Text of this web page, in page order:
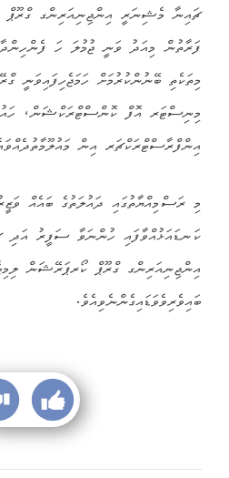
ޗައިނާ މެޝިނަރީ އިންޖިނިއަރިންގ ގްރޫޕް
ފަރާތުން މިއަދު ވަނީ ޖުމުލަ ހަ ފެންހިންދާ
މިތަކެތި ބޭނުންކުރުމަށް ހަމަޖެހިފައިވަނީ
މިނިސްޓަރ އޮފް ކޮންސްޓްރަކްޝަން،
އިންފްރާސްޓްރަކްޗަރ އިން
މި ރަސްމިއްޔާތުގައި ދައުލަތުގެ ބައެއް
ކަނޑައަޅުއްވާފައި ހުންނަވާ ސަފީރު
އިންޖިނިއަރިންގ ގްރޫޕް ކޯރޕަރޭޝަން
ބައިވެރިވެވަޑައިގެންނެވިއެވެ.